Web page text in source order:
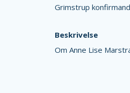
Grimstrup
Beskrivelse
Om Anne Lise